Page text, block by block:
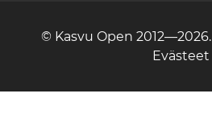
© Kasvu Open 2012—2026.
Evästeet